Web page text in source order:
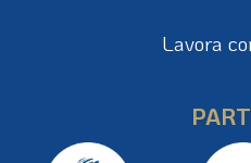
Lavora